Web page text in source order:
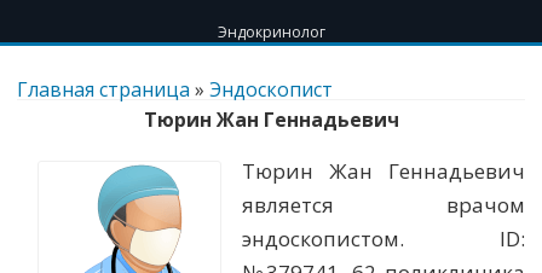
Эндокринолог
Перейти
содержимому
Главная страница » Эндоскопист
Тюрин Жан Геннадьевич
Тюрин Жан Геннадьевич
является врачом
эндоскопистом. ID: